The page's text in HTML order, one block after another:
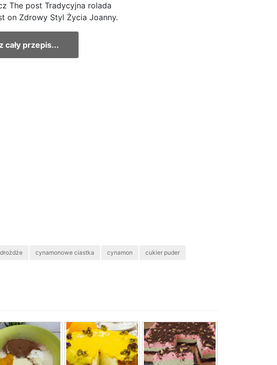
The post Tradycyjna rolada
on Zdrowy Styl Życia Joanny.
cały przepis...
drożdże cynamonowe ciastka cynamon cukier puder